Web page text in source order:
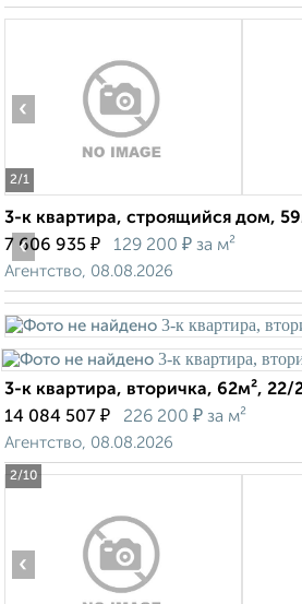
2/1
‹
3-к квартира, строящийся дом,
7 606 935 ₽ 129 200 ₽ за м²
Агентство, 08.08.2026
2/10
‹
3-к квартира, вторичка, 62м², 22/
14 084 507 ₽ 226 200 ₽ за м²
Агентство, 08.08.2026
‹